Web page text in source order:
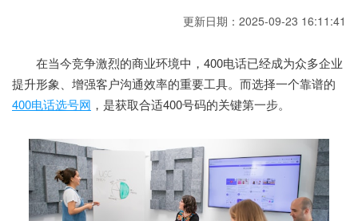
更新日期：2025-09-23 16:11:41
在当今竞争激烈的商业环境中，400电话已经成为众多企业
提升形象、增强客户沟通效率的重要工具。而选择一个靠谱的
400电话选号网 ，是获取合适400号码的关键第一步。